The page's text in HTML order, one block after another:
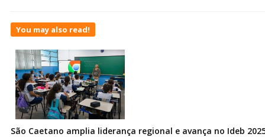
You may also read!
São Caetano amplia liderança regional e avança no Ideb